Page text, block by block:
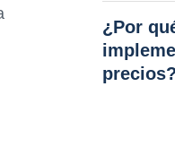
¿Por
precios?